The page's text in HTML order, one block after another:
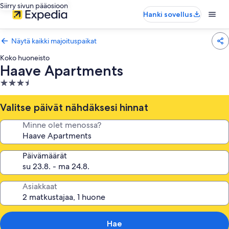
Siirry sivun pääosioon
Hanki sovellus
Näytä kaikki majoituspaikat
Koko huoneisto
Haave Apartments
3.5
tähden
majoituspaikka
Valitse päivät nähdäksesi hinnat
Minne olet menossa?
Päivämäärät
Asiakkaat
Hae